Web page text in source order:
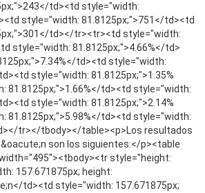
td><td style="width:
style="width: 81.8125px;">751</td><td
td></tr><tr><td style="width:
style="width: 81.8125px;">4.66%</td>
td><td style="width:
style="width: 81.8125px;">1.35%
81.8125px;">1.66%</td><td style="width:
style="width: 81.8125px;">2.14%
81.8125px;">5.98%</td><td style="width:
tr></tbody></table><p>Los resultados
son los siguientes:</p><table
style="height:
157.671875px; height:
td><td style="width: 157.671875px;